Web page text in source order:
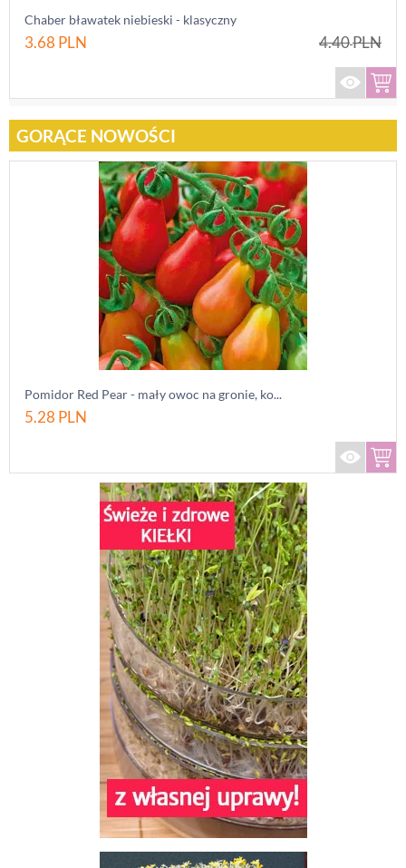
Chaber bławatek niebieski - klasyczny
3.68 PLN 4.40PLN
GORĄCE NOWOŚCI
Pomidor Red Pear - mały owoc na gronie, ko...
5.28 PLN